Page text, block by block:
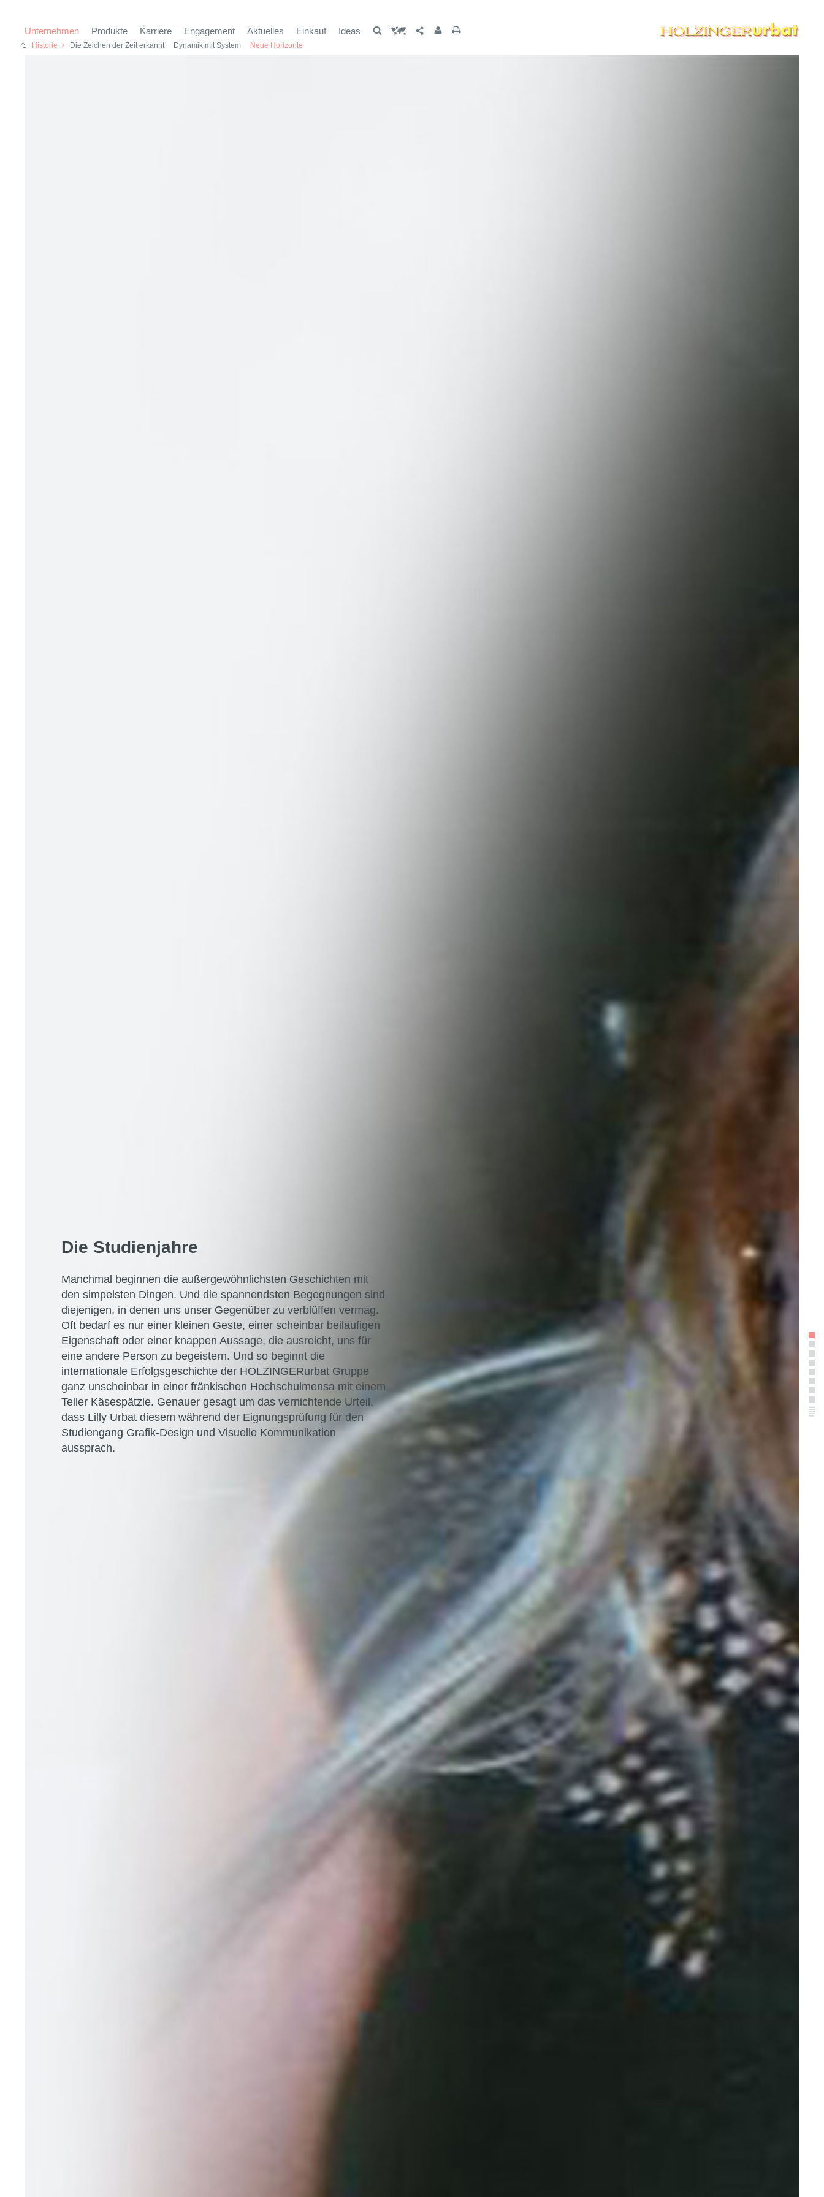
Unternehmen
Historie Die Zeichen der Zeit erkannt Dynamik mit System Neue Horizonte
Produkte Karriere Engagement Aktuelles Einkauf Ideas
Die Studienjahre
Manchmal beginnen die außergewöhnlichsten Geschichten mit
den simpelsten Dingen. Und die spannendsten Begegnungen sind
diejenigen, in denen uns unser Gegenüber zu verblüffen vermag.
Oft bedarf es nur einer kleinen Geste, einer scheinbar beiläufigen
Eigenschaft oder einer knappen Aussage, die ausreicht, uns für
eine andere Person zu begeistern. Und so beginnt die
internationale Erfolgsgeschichte der HOLZINGERurbat Gruppe
ganz unscheinbar in einer fränkischen Hochschulmensa mit einem
Teller Käsespätzle. Genauer gesagt um das vernichtende Urteil,
dass Lilly Urbat diesem während der Eignungsprüfung für den
Studiengang Grafik-Design und Visuelle Kommunikation
aussprach.